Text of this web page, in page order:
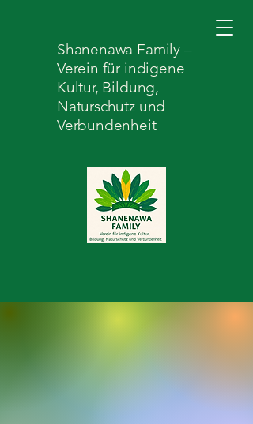
Shanenawa Family –
Verein für indigene
Kultur, Bildung,
Naturschutz und
Verbundenheit